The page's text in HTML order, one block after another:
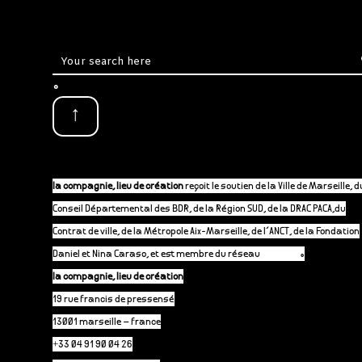
.
↑
la compagnie, lieu de créationreçoit le soutien de la Ville de Marseille,
Conseil Départemental des BDR, de la Région SUD, de la DRAC PACA,du
Contrat de ville, de la Métropole Aix-Marseille, de l’ANCT, de la Fondation
Daniel et Nina Caraso, et est membre du réseau .
la compagnie, lieu de création
19 rue francis de pressensé
13001 marseille – france
+33 04 91 90 04 26